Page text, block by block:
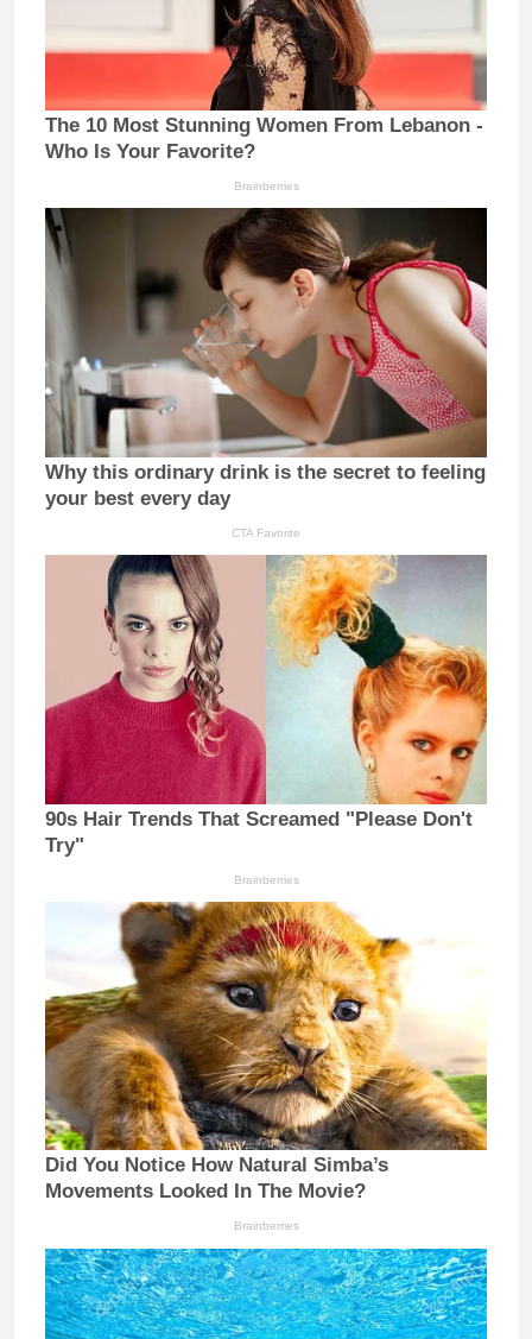
The 10 Most Stunning Women From Lebanon -
Who Is Your Favorite?
Brainberries
Why this ordinary drink is the secret to feeling
your best every day
CTA Favorite
90s Hair Trends That Screamed "Please Don't
Try"
Brainberries
Did You Notice How Natural Simba’s
Movements Looked In The Movie?
Brainberries